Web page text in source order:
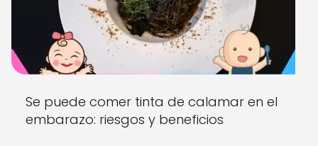
Se puede comer tinta de calamar en el
embarazo: riesgos y beneficios